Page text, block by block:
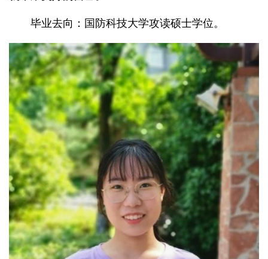
毕业去向：国防科技大学攻读硕士学位。